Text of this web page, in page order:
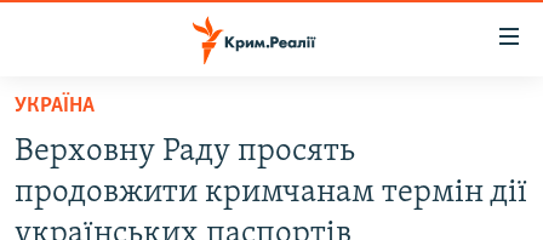
Перейти
основного
матеріалу
Перейти
ВОДА.КРИМ
ВІДЕО ТА ФОТО
УКРАЇНА
Верховну Раду просять
продовжити кримчанам термін дії